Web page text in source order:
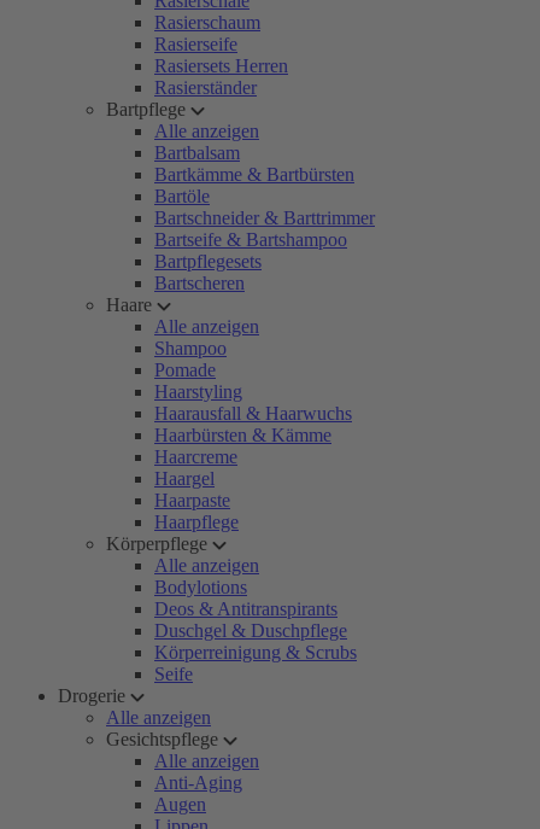
Rasierschaum
Rasierseife
Rasiersets Herren
Rasierständer
Bartpflege
Alle anzeigen
Bartbalsam
Bartkämme & Bartbürsten
Bartöle
Bartschneider & Barttrimmer
Bartseife & Bartshampoo
Bartpflegesets
Bartscheren
Haare
Alle anzeigen
Shampoo
Pomade
Haarstyling
Haarausfall & Haarwuchs
Haarbürsten & Kämme
Haarcreme
Haargel
Haarpaste
Haarpflege
Körperpflege
Alle anzeigen
Bodylotions
Deos & Antitranspirants
Duschgel & Duschpflege
Körperreinigung & Scrubs
Seife
Drogerie
Alle anzeigen
Gesichtspflege
Alle anzeigen
Anti-Aging
Augen